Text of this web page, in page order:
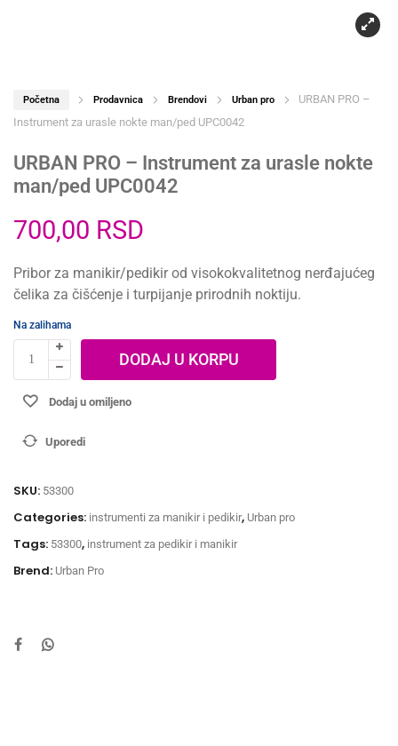
Početna Prodavnica Brendovi Urban pro
URBAN PRO –
Instrument za urasle nokte man/ped UPC0042
URBAN PRO – Instrument za urasle nokte
man/ped UPC0042
700,00 RSD
Pribor za manikir/pedikir od visokokvalitetnog nerđajućeg
čelika za čišćenje i turpijanje prirodnih noktiju.
Na zalihama
DODAJ U KORPU
Dodaj u omiljeno
Uporedi
SKU: 53300
Categories: instrumenti za manikir i pedikir, Urban pro
Tags: 53300, instrument za pedikir i manikir
Brend: Urban Pro